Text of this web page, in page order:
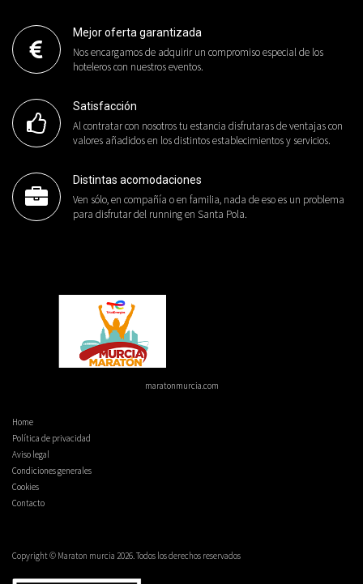
Mejor oferta garantizada
Nos encargamos de adquirir un compromiso especial de los
hoteleros con nuestros eventos.
Satisfacción
Al contratar con nosotros tu estancia disfrutaras de ventajas con
valores añadidos en los distintos establecimientos y servicios.
Distintas acomodaciones
Ven sólo, en compañía o en familia, nada de eso es un problema
para disfrutar del running en Santa Pola.
maratonmurcia.com
Home
Política de privacidad
Aviso legal
Condiciones generales
Cookies
Contacto
Copyright © Maraton murcia 2026. Todos los derechos reservados